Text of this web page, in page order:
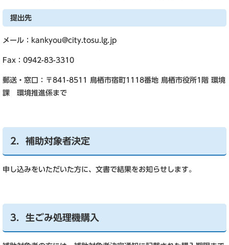
提出先
メール：kankyou@city.tosu.lg.jp
Fax：0942-83-3310
郵送・窓口：〒841-8511 鳥栖市宿町1118番地 鳥栖市役所1階 環境
課 環境推進係まで
2．補助対象者決定
申し込みをいただいた方に、文書で結果をお知らせします。
3．生ごみ処理機購入